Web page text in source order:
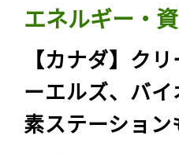
エネルギー・
【カナダ】ク
ーエルズ、バ
素ステーション